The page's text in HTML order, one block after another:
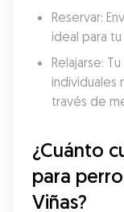
Reservar:
ideal para
Relajarse:
individuales
través de
¿Cuánto
para
Viñas?